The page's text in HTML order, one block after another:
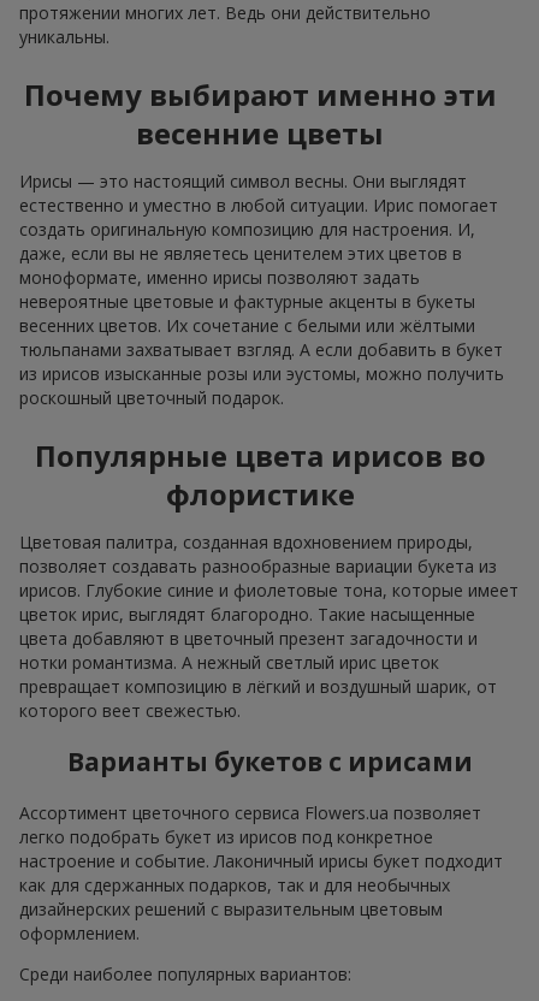
протяжении многих лет. Ведь они действительно
уникальны.
Почему выбирают именно эти
весенние цветы
Ирисы — это настоящий символ весны. Они выглядят
естественно и уместно в любой ситуации. Ирис помогает
создать оригинальную композицию для настроения. И,
даже, если вы не являетесь ценителем этих цветов в
моноформате, именно ирисы позволяют задать
невероятные цветовые и фактурные акценты в букеты
весенних цветов. Их сочетание с белыми или жёлтыми
тюльпанами захватывает взгляд. А если добавить в букет
из ирисов изысканные розы или эустомы, можно получить
роскошный цветочный подарок.
Популярные цвета ирисов во
флористике
Цветовая палитра, созданная вдохновением природы,
позволяет создавать разнообразные вариации букета из
ирисов. Глубокие синие и фиолетовые тона, которые имеет
цветок ирис, выглядят благородно. Такие насыщенные
цвета добавляют в цветочный презент загадочности и
нотки романтизма. А нежный светлый ирис цветок
превращает композицию в лёгкий и воздушный шарик, от
которого веет свежестью.
Варианты букетов с ирисами
Ассортимент цветочного сервиса Flowers.ua позволяет
легко подобрать букет из ирисов под конкретное
настроение и событие. Лаконичный ирисы букет подходит
как для сдержанных подарков, так и для необычных
дизайнерских решений с выразительным цветовым
оформлением.
Среди наиболее популярных вариантов: